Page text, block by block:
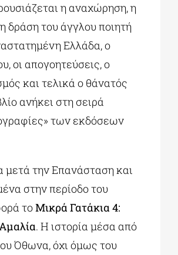
η αναχώρηση, η
δράση του άγγλου ποιητή
Ελλάδα, ο
οι απογοητεύσεις, ο
και τελικά ο θάνατός
ανήκει στη σειρά
των εκδόσεων
μετά την Επανάσταση και
στην περίοδο του
τοΜικρά Γατάκια 4:
. Η ιστορία μέσα από
Όθωνα, όχι όμως του